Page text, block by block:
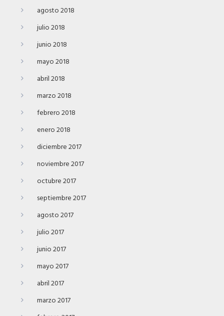
agosto 2018
julio 2018
junio 2018
mayo 2018
abril 2018
marzo 2018
febrero 2018
enero 2018
diciembre 2017
noviembre 2017
octubre 2017
septiembre 2017
agosto 2017
julio 2017
junio 2017
mayo 2017
abril 2017
marzo 2017